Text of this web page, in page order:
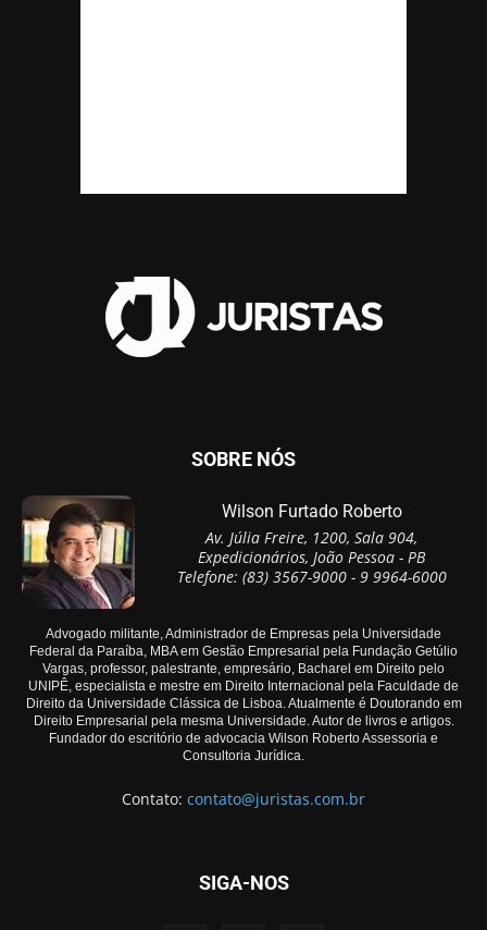
SOBRE NÓS
Wilson Furtado Roberto
Av. Júlia Freire, 1200, Sala 904,
Expedicionários, João Pessoa - PB
Telefone: (83) 3567-9000 - 9 9964-6000
Advogado militante, Administrador de Empresas pela Universidade
Federal da Paraíba, MBA em Gestão Empresarial pela Fundação Getúlio
Vargas, professor, palestrante, empresário, Bacharel em Direito pelo
UNIPÊ, especialista e mestre em Direito Internacional pela Faculdade de
Direito da Universidade Clássica de Lisboa. Atualmente é Doutorando em
Direito Empresarial pela mesma Universidade. Autor de livros e artigos.
Fundador do escritório de advocacia Wilson Roberto Assessoria e
Consultoria Jurídica.
Contato: contato@juristas.com.br
SIGA-NOS